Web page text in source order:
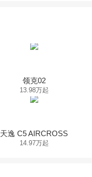
领克02
13.98万起
天逸 C5 AIRCROSS
14.97万起